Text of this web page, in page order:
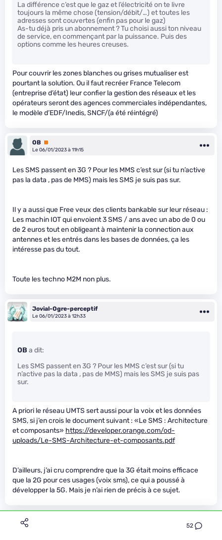
52
La différence c’est que le gaz et l’électricité on te livre
toujours la même chose (tension/débit/…) et toutes les
adresses sont couvertes (enfin pas pour le gaz)
As-tu déjà pris un abonnement ? Tu choisi aussi ton niveau
de service, en commençant par la puissance. Puis des
options comme les heures creuses.
Pour couvrir les zones blanches ou grises mutualiser est
pourtant la solution. Ou il faut recréer France Telecom
(entreprise d’état) leur confier la gestion des réseaux et les
opérateurs seront des agences commerciales indépendantes,
le modèle d’EDF/Inedis, SNCF/(a été réintégré)
OB Premium
Le 06/01/2023 à 11h15
Les SMS passent en 3G ? Pour les MMS c’est sur (si tu n’active
pas la data , pas de MMS) mais les SMS je suis pas sur.
Il y a aussi que Free veux des clients bankable sur leur réseau :
Les machin IOT qui envoient 3 SMS / ans avec un abo de 0 ou
de 2 euros tout en obligeant à maintenir la connection aux
antennes et les entrés dans les bases de données, ça les
intéresse pas du tout.
Toute les techno M2M non plus.
Jovial-Ogre-perceptif
Le 06/01/2023 à 12h33
OB a dit:
Les SMS passent en 3G ? Pour les MMS c’est sur (si tu
n’active pas la data , pas de MMS) mais les SMS je suis pas
sur.
A priori le réseau UMTS sert aussi pour la voix et les données
SMS, si j’en crois le document suivant : «Le SMS : Architecture
et composants» https://developer.orange.com/od-
uploads/Le-SMS-Architecture-et-composants.pdf
D’ailleurs, j’ai cru comprendre que la 3G était moins efficace
que la 2G pour ces usages (voix sms), ce qui a poussé à
développer la 5G. Mais je n’ai rien de précis à ce sujet.